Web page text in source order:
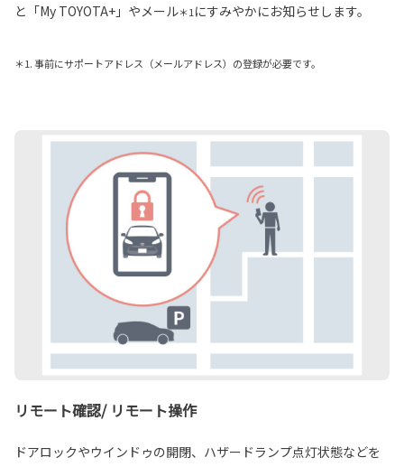
と「My TOYOTA+」やメール＊1 にすみやかにお知らせします。
＊1. 事前にサポートアドレス（メールアドレス）の登録が必要です。
リモート確認/ リモート操作
ドアロックやウインドゥの開閉、ハザードランプ点灯状態などを